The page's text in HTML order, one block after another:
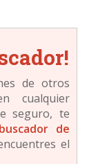
de otros
cualquier
seguro, te
buscador de
el